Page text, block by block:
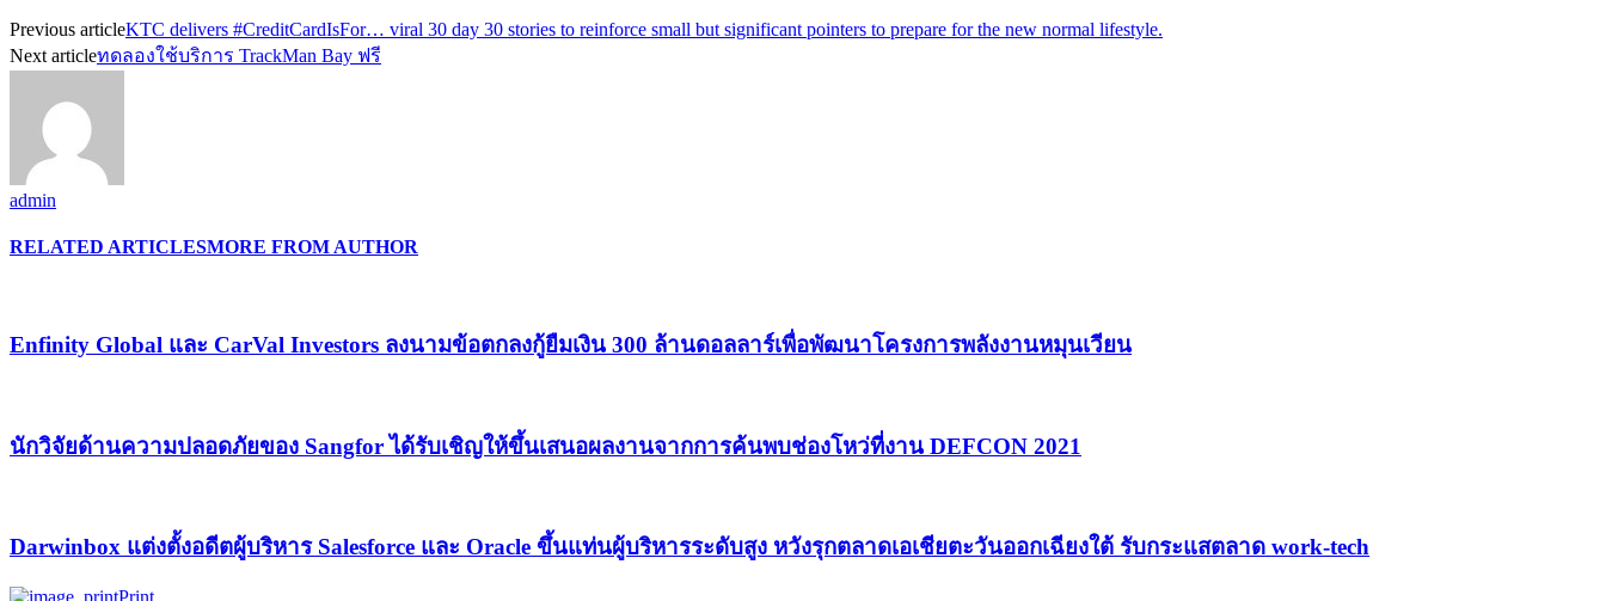
Previous articleKTC delivers #CreditCardIsFor… viral 30 day 30 stories to reinforce small but significant pointers to prepare for the new normal lifestyle.
Next articleทดลองใช้บริการ TrackMan Bay ฟรี
admin
RELATED ARTICLESMORE FROM AUTHOR
Enfinity Global และ CarVal Investors ลงนามข้อตกลงกู้ยืมเงิน 300 ล้านดอลลาร์เพื่อพัฒนาโครงการพลังงานหมุนเวียน
นักวิจัยด้านความปลอดภัยของ Sangfor ได้รับเชิญให้ขึ้นเสนอผลงานจากการค้นพบช่องโหว่ที่งาน DEFCON 2021
Darwinbox แต่งตั้งอดีตผู้บริหาร Salesforce และ Oracle ขึ้นแท่นผู้บริหารระดับสูง หวังรุกตลาดเอเชียตะวันออกเฉียงใต้ รับกระแสตลาด work-tech
Print